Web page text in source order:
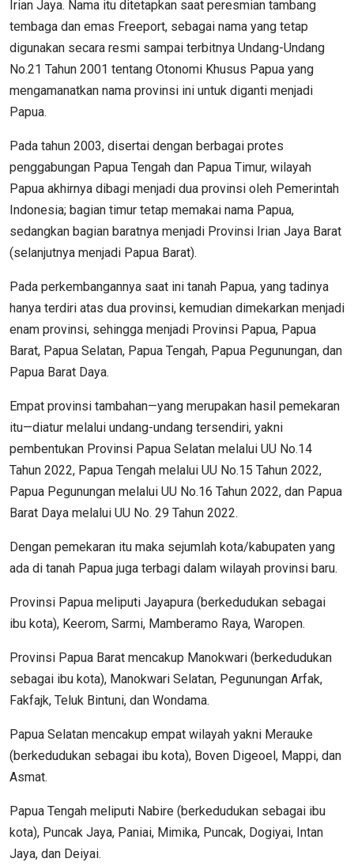
Irian Jaya. Nama itu ditetapkan saat peresmian tambang
tembaga dan emas Freeport, sebagai nama yang tetap
digunakan secara resmi sampai terbitnya Undang-Undang
No.21 Tahun 2001 tentang Otonomi Khusus Papua yang
mengamanatkan nama provinsi ini untuk diganti menjadi
Papua.
Pada tahun 2003, disertai dengan berbagai protes
penggabungan Papua Tengah dan Papua Timur, wilayah
Papua akhirnya dibagi menjadi dua provinsi oleh Pemerintah
Indonesia; bagian timur tetap memakai nama Papua,
sedangkan bagian baratnya menjadi Provinsi Irian Jaya Barat
(selanjutnya menjadi Papua Barat).
Pada perkembangannya saat ini tanah Papua, yang tadinya
hanya terdiri atas dua provinsi, kemudian dimekarkan menjadi
enam provinsi, sehingga menjadi Provinsi Papua, Papua
Barat, Papua Selatan, Papua Tengah, Papua Pegunungan, dan
Papua Barat Daya.
Empat provinsi tambahan—yang merupakan hasil pemekaran
itu—diatur melalui undang-undang tersendiri, yakni
pembentukan Provinsi Papua Selatan melalui UU No.14
Tahun 2022, Papua Tengah melalui UU No.15 Tahun 2022,
Papua Pegunungan melalui UU No.16 Tahun 2022, dan Papua
Barat Daya melalui UU No. 29 Tahun 2022.
Dengan pemekaran itu maka sejumlah kota/kabupaten yang
ada di tanah Papua juga terbagi dalam wilayah provinsi baru.
Provinsi Papua meliputi Jayapura (berkedudukan sebagai
ibu kota), Keerom, Sarmi, Mamberamo Raya, Waropen.
Provinsi Papua Barat mencakup Manokwari (berkedudukan
sebagai ibu kota), Manokwari Selatan, Pegunungan Arfak,
Fakfajk, Teluk Bintuni, dan Wondama.
Papua Selatan mencakup empat wilayah yakni Merauke
(berkedudukan sebagai ibu kota), Boven Digeoel, Mappi, dan
Asmat.
Papua Tengah meliputi Nabire (berkedudukan sebagai ibu
kota), Puncak Jaya, Paniai, Mimika, Puncak, Dogiyai, Intan
Jaya, dan Deiyai.